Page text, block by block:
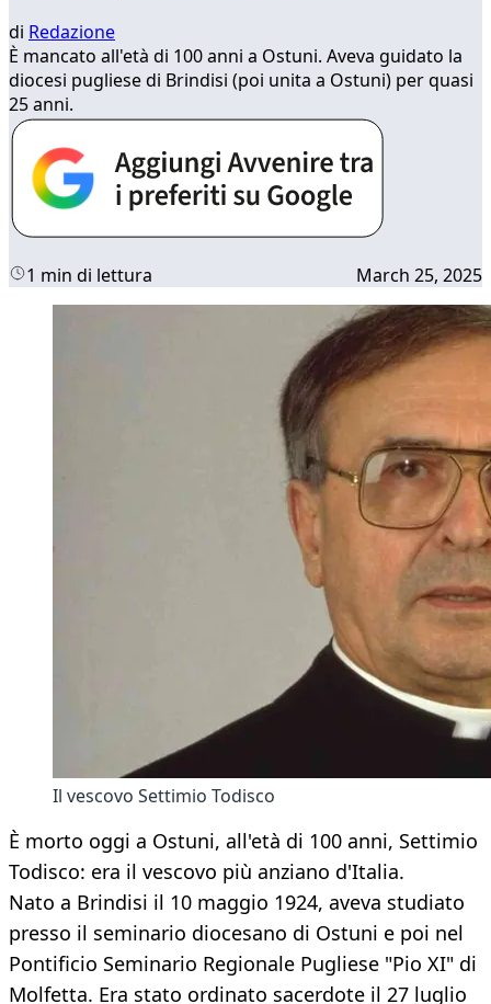
di Redazione
È mancato all'età di 100 anni a Ostuni. Aveva guidato la
diocesi pugliese di Brindisi (poi unita a Ostuni) per quasi
25 anni.
1 min di lettura March 25, 2025
Il vescovo Settimio Todisco
È morto oggi a Ostuni, all'età di 100 anni, Settimio
Todisco: era il vescovo più anziano d'Italia.
Nato a Brindisi il 10 maggio 1924, aveva studiato
presso il seminario diocesano di Ostuni e poi nel
Pontificio Seminario Regionale Pugliese "Pio XI" di
Molfetta. Era stato ordinato sacerdote il 27 luglio